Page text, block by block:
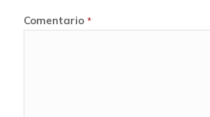
Comentario *